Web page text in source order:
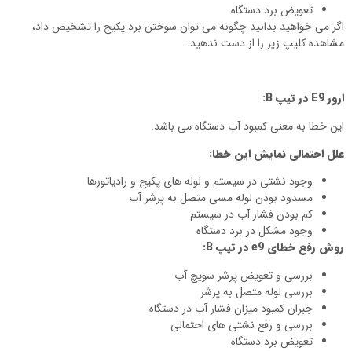
تعویض برد دستگاه
اگر می خواهید بدانید چگونه می توان سوختن برد پکیج را تشخیص داد،
مشاهده کلیپ زیر را از دست ندهید.
ارورE9 در تیپB
:
این خطا به معنی کمبود آب دستگاه می باشد.
علل احتمالی نمایش این خطا:
وجود نشتی در سیستم و لوله های پکیج و رادیاتورها
مسدود بودن لوله مسی متصل به پرشر آب
کم بودن فشار آب در سیستم
وجود مشکل در برد دستگاه
روش رفع خطای e9در تیپB
:
بررسی و تعویض پرشر سویچ آب
بررسی لوله متصل به پرشر
جبران کمبود میزان فشار آب در دستگاه
بررسی و رفع نشتی های احتمالی
تعویض برد دستگاه